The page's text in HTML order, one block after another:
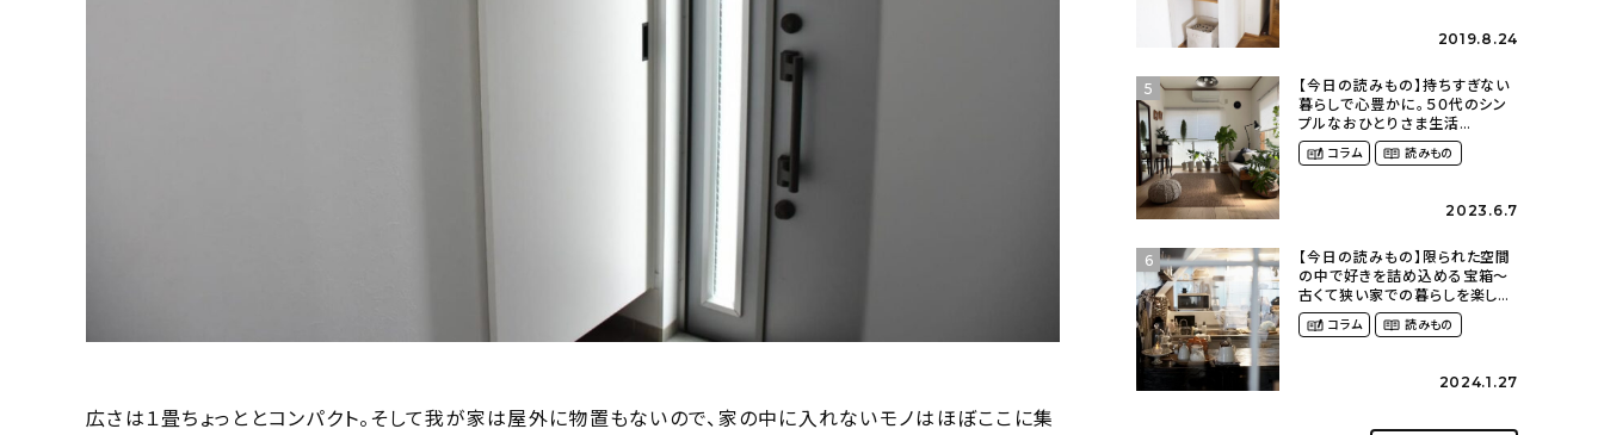
広さは１畳ちょっととコンパクト。そして我が家は屋外に物置もないので、家の中に入れないモノはほぼここに集
2019.8.24
5
【今日の読みもの】持ちすぎない
暮らしで心豊かに。５０代のシン
プルなおひとりさま生活
（ohitorisama_kurasiさん）
コラム 読みもの
2023.6.7
6
【今日の読みもの】限られた空間
の中で好きを詰め込める宝箱〜
古くて狭い家での暮らしを楽しむ
（2nyan_and_lifestylesさん）
コラム 読みもの
2024.1.27